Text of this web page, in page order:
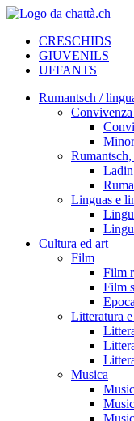
CRESCHIDS
GIUVENILS
UFFANTS
Rumantsch /
Linguas e
Cultura ed art
Film
Film
Film
Litteratura e
Musica